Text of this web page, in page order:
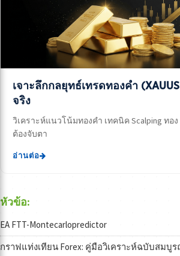
เจาะลึกกลยุทธ์เทรดทองคำ
จริง
วิเคราะห์แนวโน้มทองคำ เทคนิค Scalping ทอ
ต้องจับตา
อ่านต่อ
หัวข้อ:
EA FTT-Montecarlopredictor
กราฟแท่งเทียน Forex: คู่มือวิเคราะห์ฉบับสมบู